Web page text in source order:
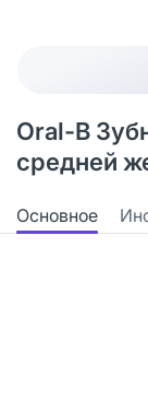
Oral-B
средней
Основное